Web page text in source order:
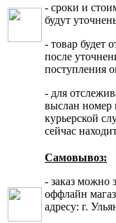
- сроки и
будут
- товар будет
после
поступления
- для
выслан номер
курьерской
сейчас
Самовывоз:
- заказ можно
оффлайн
адресу: г.